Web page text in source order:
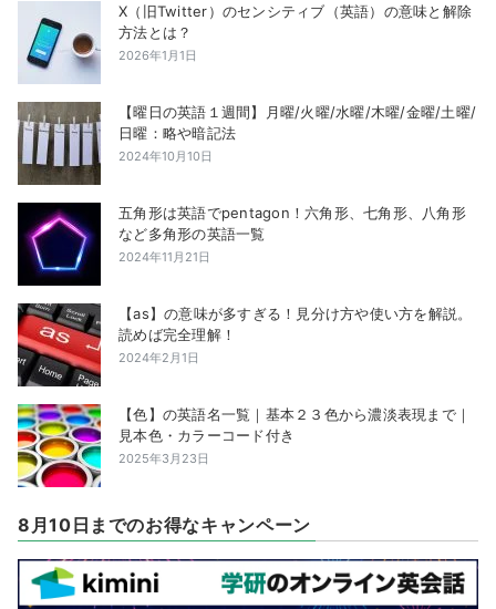
X（旧Twitter）のセンシティブ（英語）の意味と解除
方法とは？
2026年1月1日
【曜日の英語１週間】月曜/火曜/水曜/木曜/金曜/土曜/
日曜：略や暗記法
2024年10月10日
五角形は英語でpentagon！六角形、七角形、八角形
など多角形の英語一覧
2024年11月21日
【as】の意味が多すぎる！見分け方や使い方を解説。
読めば完全理解！
2024年2月1日
【色】の英語名一覧｜基本２３色から濃淡表現まで｜
見本色・カラーコード付き
2025年3月23日
8月10日までのお得なキャンペーン